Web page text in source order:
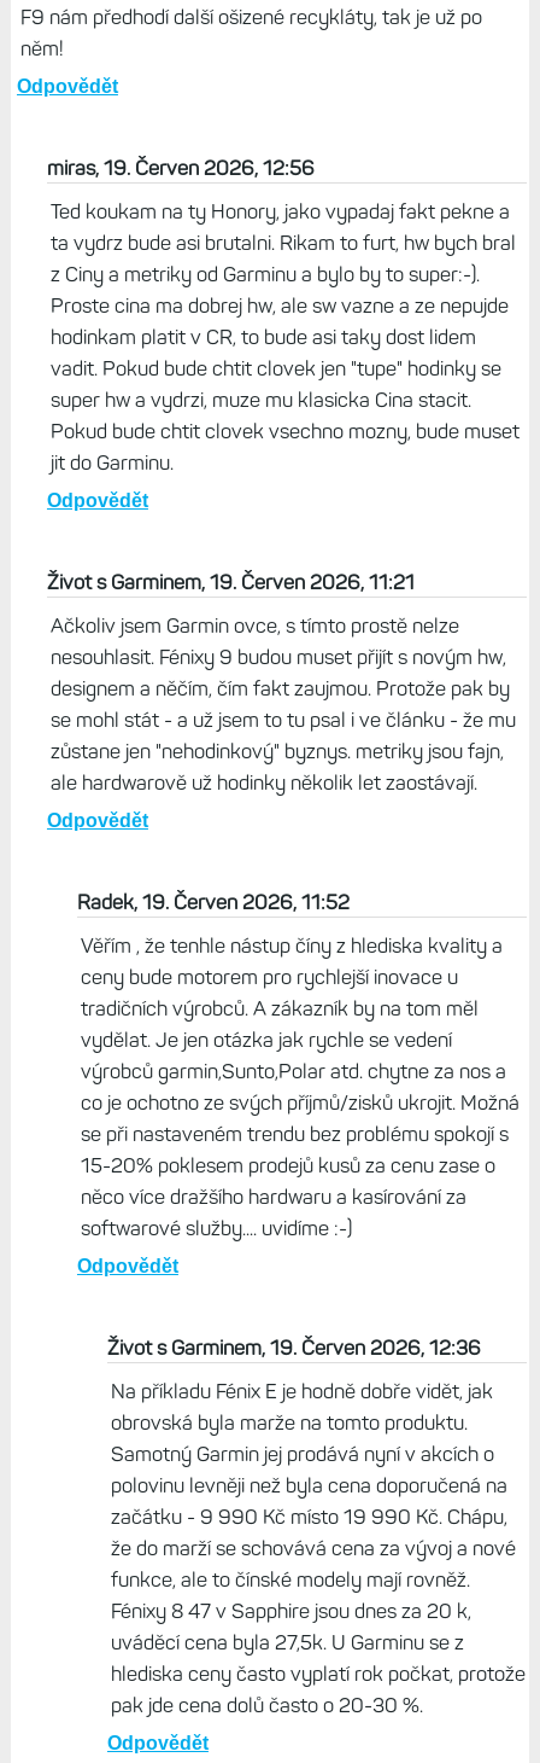
F9 nám předhodí další ošizené recykláty, tak je už po
něm!
Odpovědět
miras, 19. Červen 2026, 12:56
Ted koukam na ty Honory, jako vypadaj fakt pekne a
ta vydrz bude asi brutalni. Rikam to furt, hw bych bral
z Ciny a metriky od Garminu a bylo by to super:-).
Proste cina ma dobrej hw, ale sw vazne a ze nepujde
hodinkam platit v CR, to bude asi taky dost lidem
vadit. Pokud bude chtit clovek jen "tupe" hodinky se
super hw a vydrzi, muze mu klasicka Cina stacit.
Pokud bude chtit clovek vsechno mozny, bude muset
jit do Garminu.
Odpovědět
Život s Garminem, 19. Červen 2026, 11:21
Ačkoliv jsem Garmin ovce, s tímto prostě nelze
nesouhlasit. Fénixy 9 budou muset přijít s novým hw,
designem a něčím, čím fakt zaujmou. Protože pak by
se mohl stát - a už jsem to tu psal i ve článku - že mu
zůstane jen "nehodinkový" byznys. metriky jsou fajn,
ale hardwarově už hodinky několik let zaostávají.
Odpovědět
Radek, 19. Červen 2026, 11:52
Věřím , že tenhle nástup číny z hlediska kvality a
ceny bude motorem pro rychlejší inovace u
tradičních výrobců. A zákazník by na tom měl
vydělat. Je jen otázka jak rychle se vedení
výrobců garmin,Sunto,Polar atd. chytne za nos a
co je ochotno ze svých příjmů/zisků ukrojit. Možná
se při nastaveném trendu bez problému spokojí s
15-20% poklesem prodejů kusů za cenu zase o
něco více dražšího hardwaru a kasírování za
softwarové služby.... uvidíme :-)
Odpovědět
Život s Garminem, 19. Červen 2026, 12:36
Na příkladu Fénix E je hodně dobře vidět, jak
obrovská byla marže na tomto produktu.
Samotný Garmin jej prodává nyní v akcích o
polovinu levněji než byla cena doporučená na
začátku - 9 990 Kč místo 19 990 Kč. Chápu,
že do marží se schovává cena za vývoj a nové
funkce, ale to čínské modely mají rovněž.
Fénixy 8 47 v Sapphire jsou dnes za 20 k,
uváděcí cena byla 27,5k. U Garminu se z
hlediska ceny často vyplatí rok počkat, protože
pak jde cena dolů často o 20-30 %.
Odpovědět